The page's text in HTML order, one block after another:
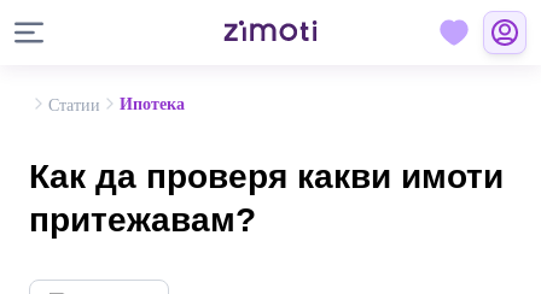
Статии Ипотека
Как да проверя какви имоти
притежавам?